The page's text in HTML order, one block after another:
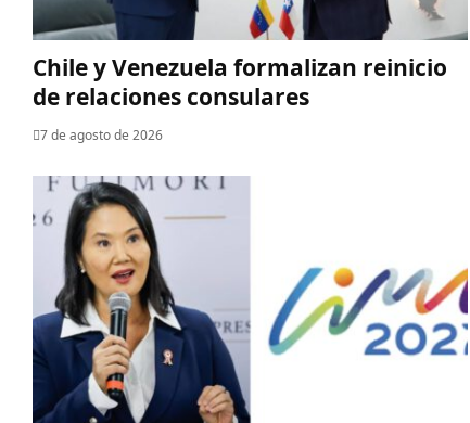
Chile y Venezuela formalizan reinicio
de relaciones consulares
7 de agosto de 2026